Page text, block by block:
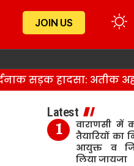
JOIN US
सड़क हादसा: अतीक
Latest
वाराणसी में
तैयारियों का
आयुक्त व
लिया जायजा